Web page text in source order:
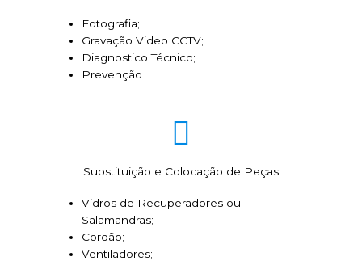
Fotografia;
Gravação Video CCTV;
Diagnostico Técnico;
Prevenção
Substituição e Colocação de Peças
Vidros de Recuperadores ou
Salamandras;
Cordão;
Ventiladores;